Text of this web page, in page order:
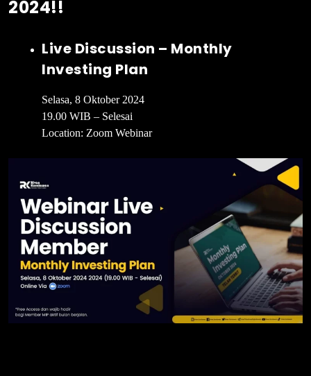
2024!!
Live Discussion – Monthly
Investing Plan
Selasa, 8 Oktober 2024
19.00 WIB – Selesai
Location: Zoom Webinar